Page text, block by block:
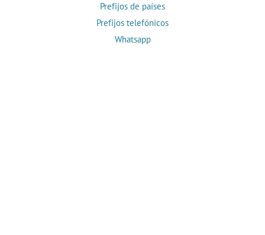
Prefijos de países
Prefijos telefónicos
Whatsapp